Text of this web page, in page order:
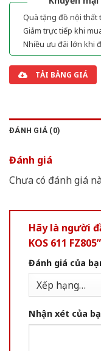
Quà tặng đồ nội thất
Giảm trực tiếp khi
Nhiều ưu đãi lớn khi
TẢI BẢNG GIÁ
ĐÁNH GIÁ (0)
Đánh giá
Chưa có đánh giá
Hãy là người
KOS 611 FZ805”
Đánh giá của
Nhận xét của